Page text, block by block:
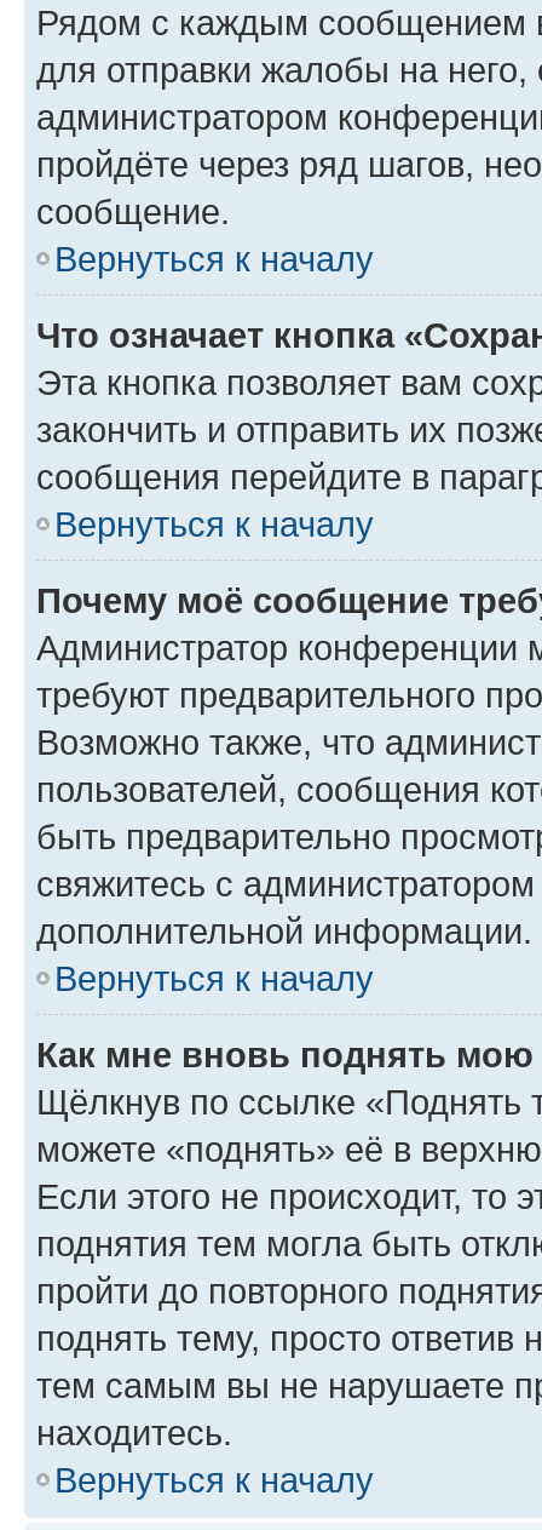
Рядом с каждым сообщением
для отправки жалобы на
администратором
пройдёте через ряд шагов,
сообщение.
Вернуться к началу
Что означает кнопка
Эта кнопка позволяет вам
закончить и отправить их
сообщения перейдите в
Вернуться к началу
Почему моё сообщение
Администратор конференции
требуют предварительного
Возможно также, что
пользователей, сообщения
быть предварительно
свяжитесь с
дополнительной информации.
Вернуться к началу
Как мне вновь поднять мою
Щёлкнув по ссылке «Поднять
можете «поднять» её в
Если этого не происходит, то
поднятия тем могла быть
пройти до повторного
поднять тему, просто ответив
тем самым вы не нарушаете
находитесь.
Вернуться к началу